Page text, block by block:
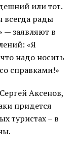
или тот.
всегда рады
— заявляют в
«Я
надо носить
справками!»
Аксенов,
придется
туристах – в